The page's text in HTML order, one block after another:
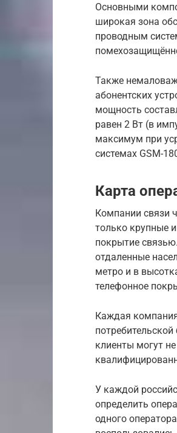
Основными
широкая зона
проводным
Также
абонентских
мощность
равен 2 Вт (в
максимум при
системах GSM-
Карта
Компании связи
только крупные
покрытие
отдаленные
метро и в
телефонное
Каждая
клиенты могут
У каждой
определить
одного